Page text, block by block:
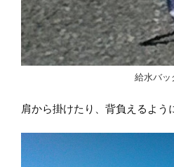
給水バッ
肩から掛けたり、背負えるよう